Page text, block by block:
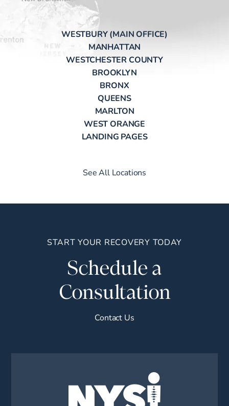
WESTBURY (MAIN OFFICE)
MANHATTAN
WESTCHESTER COUNTY
BROOKLYN
BRONX
QUEENS
MARLTON
WEST ORANGE
LANDING PAGES
See All Locations
START YOUR RECOVERY TODAY
Schedule a
Consultation
Contact Us